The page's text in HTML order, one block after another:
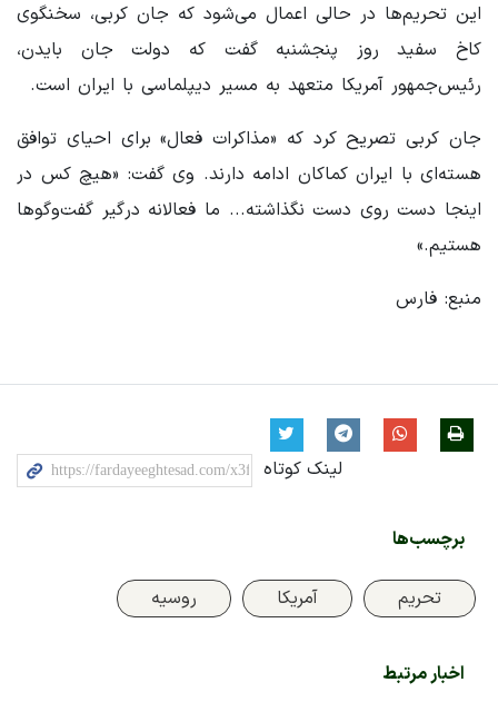
این تحریم‌ها در حالی اعمال می‌شود که جان کربی، سخنگوی
کاخ سفید روز پنجشنبه گفت که دولت جان بایدن،
رئیس‌جمهور آمریکا متعهد به مسیر دیپلماسی با ایران است.
جان کربی تصریح کرد که «مذاکرات فعال» برای احیای توافق
هسته‌ای با ایران کماکان ادامه دارند. وی گفت: «هیچ کس در
اینجا دست روی دست نگذاشته... ما فعالانه درگیر گفت‌وگوها
هستیم.»
منبع: فارس
لینک کوتاه
برچسب‌ها
تحریم آمریکا روسیه
اخبار مرتبط